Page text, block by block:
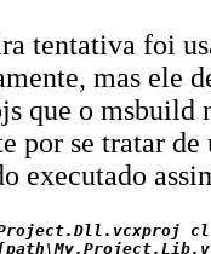
tentativa foi
mas ele
que o msbuild
por se tratar de
executado